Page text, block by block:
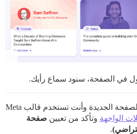
في الصفحة، سنود سماع رأيك.
إذا كنت لا تزال لا ترى الصفحة الجديدة وأنت تستخدم قالب Meta
الواجهة وتأكد من تعيين صفحة
.